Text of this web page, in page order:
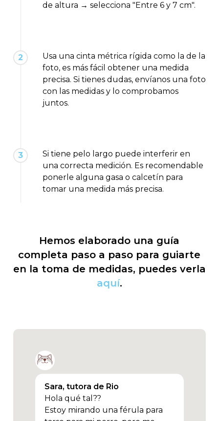
de altura → selecciona "Entre 6 y 7 cm".
2
Usa una cinta métrica rígida como la de la
foto, es más fácil obtener una medida
precisa. Si tienes dudas, envíanos una foto
con las medidas y lo comprobamos
juntos.
3
Si tiene pelo largo puede interferir en
una correcta medición. Es recomendable
ponerle alguna gasa o calcetín para
tomar una medida más precisa.
Hemos elaborado una guía
completa paso a paso para guiarte
en la toma de medidas, puedes verla
aquí.
Sara, tutora de Rio
Hola qué tal??
Estoy mirando una férula para